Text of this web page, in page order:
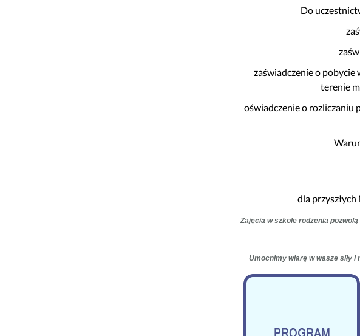
Do
zaświadczenie o pobycie
terenie
oświadczenie o rozliczaniu
dla
Zajęcia w szkole rodzenia
Umocnimy wiarę w wasze siły